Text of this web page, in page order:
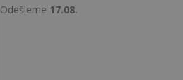
Odešleme 17.08.